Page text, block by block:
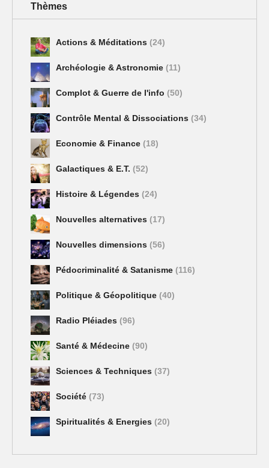
Thèmes
Actions & Méditations (24)
Archéologie & Astronomie (11)
Complot & Guerre de l'info (50)
Contrôle Mental & Dissociations (34)
Economie & Finance (18)
Galactiques & E.T. (52)
Histoire & Légendes (24)
Nouvelles alternatives (17)
Nouvelles dimensions (56)
Pédocriminalité & Satanisme (116)
Politique & Géopolitique (40)
Radio Pléiades (96)
Santé & Médecine (90)
Sciences & Techniques (37)
Société (73)
Spiritualités & Energies (20)